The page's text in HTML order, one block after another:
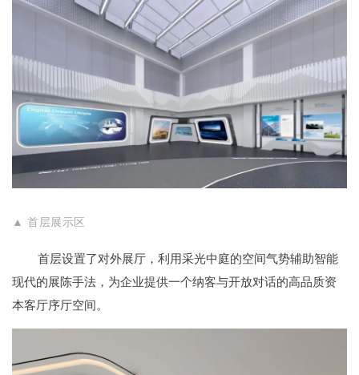
▲ 首层展示区
首层设置了对外展厅，利用采光中庭的空间气势辅助智能
现代的展陈手法，为企业提供一个纳客与开放对话的高品质资
本客厅序厅空间。